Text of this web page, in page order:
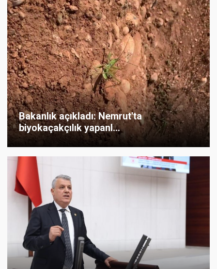
Bakanlık açıkladı: Nemrut'ta
biyokaçakçılık yapanl...